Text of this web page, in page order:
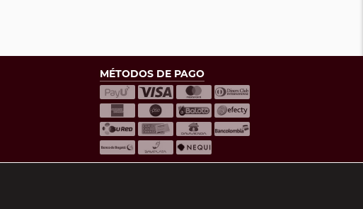
MÉTODOS DE PAGO